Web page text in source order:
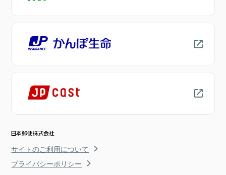
サイトのご利用について
プライバシーポリシー